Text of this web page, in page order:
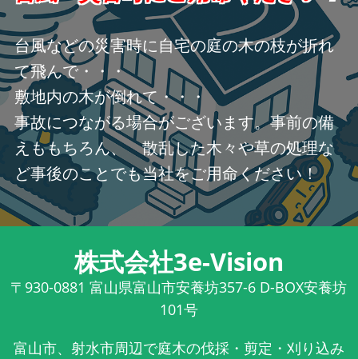
台風などの災害時に自宅の庭の木の枝が折れ
て飛んで・・・
敷地内の木が倒れて・・・
事故につながる場合がございます。事前の備
えももちろん、 散乱した木々や草の処理な
ど事後のことでも当社をご用命ください！
株式会社3e-Vision
〒930-0881 富山県富山市安養坊357-6 D-BOX安養坊
101号
富山市、射水市周辺で庭木の伐採・剪定・刈り込み